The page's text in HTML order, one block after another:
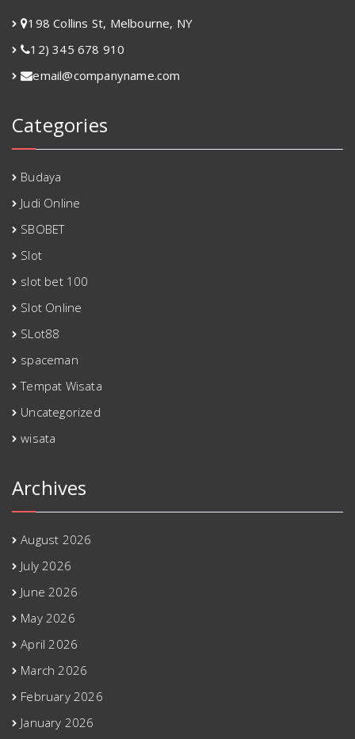
198 Collins St, Melbourne, NY
12) 345 678 910
email@companyname.com
Categories
Budaya
Judi Online
SBOBET
Slot
slot bet 100
Slot Online
SLot88
spaceman
Tempat Wisata
Uncategorized
wisata
Archives
August 2026
July 2026
June 2026
May 2026
April 2026
March 2026
February 2026
January 2026